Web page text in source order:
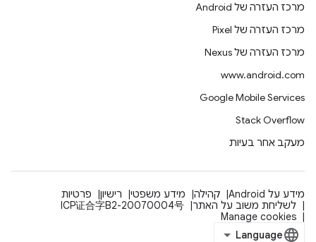
מרכז העזרה של Android
מרכז העזרה של Pixel
מרכז העזרה של Nexus
www.android.com
Google Mobile Services
Stack Overflow
מעקב אחר בעיות
מידע על Android קהילה מידע משפטי רישיון
פרטיות
לשליחת משוב על האתר
ICP证合字B2-20070004号
Manage cookies